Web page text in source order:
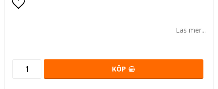
Läs mer...
KÖP